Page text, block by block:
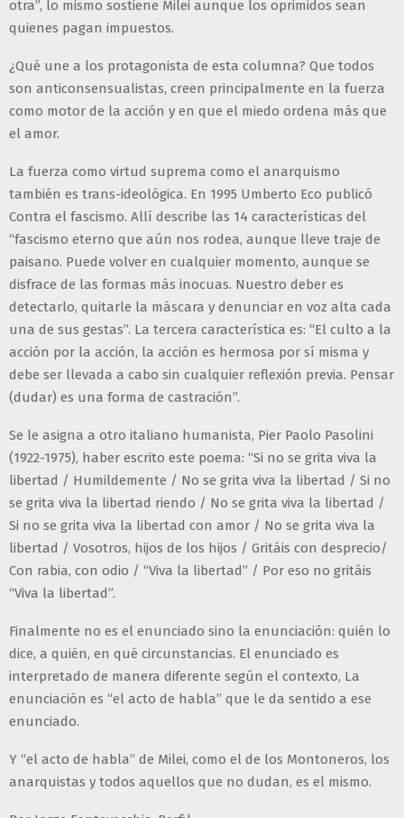
otra”, lo mismo sostiene Milei aunque los oprimidos sean
quienes pagan impuestos.
¿Qué une a los protagonista de esta columna? Que todos
son anticonsensualistas, creen principalmente en la fuerza
como motor de la acción y en que el miedo ordena más que
el amor.
La fuerza como virtud suprema como el anarquismo
también es trans-ideológica. En 1995 Umberto Eco publicó
Contra el fascismo. Allí describe las 14 características del
“fascismo eterno que aún nos rodea, aunque lleve traje de
paisano. Puede volver en cualquier momento, aunque se
disfrace de las formas más inocuas. Nuestro deber es
detectarlo, quitarle la máscara y denunciar en voz alta cada
una de sus gestas”. La tercera característica es: “El culto a la
acción por la acción, la acción es hermosa por sí misma y
debe ser llevada a cabo sin cualquier reflexión previa. Pensar
(dudar) es una forma de castración”.
Se le asigna a otro italiano humanista, Pier Paolo Pasolini
(1922-1975), haber escrito este poema: “Si no se grita viva la
libertad / Humildemente / No se grita viva la libertad / Si no
se grita viva la libertad riendo / No se grita viva la libertad /
Si no se grita viva la libertad con amor / No se grita viva la
libertad / Vosotros, hijos de los hijos / Gritáis con desprecio/
Con rabia, con odio / “Viva la libertad” / Por eso no gritáis
“Viva la libertad”.
Finalmente no es el enunciado sino la enunciación: quién lo
dice, a quién, en qué circunstancias. El enunciado es
interpretado de manera diferente según el contexto, La
enunciación es “el acto de habla” que le da sentido a ese
enunciado.
Y “el acto de habla” de Milei, como el de los Montoneros, los
anarquistas y todos aquellos que no dudan, es el mismo.